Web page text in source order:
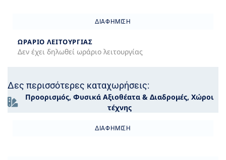
ΩΡΆΡΙΟ ΛΕΙΤΟΥΡΓΊΑΣ
Δεν έχει δηλωθεί ωράριο λειτουργίας
ΔΙΑΦΉΜΙΣΗ
Δες περισσότερες καταχωρήσεις:
Προορισμός, Φυσικά Αξιοθέατα & Διαδρομές, Χώροι
τέχνης
ΔΙΑΦΉΜΙΣΗ